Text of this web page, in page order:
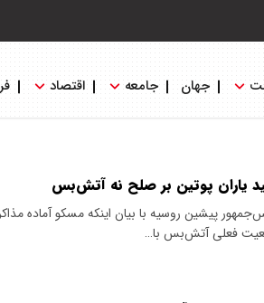
جهان جامعه اقتصاد
یاران‌ پوتین بر صلح نه آتش‌بس
پیشین روسیه با بیان اینکه مسکو
فعلی آتش‌بس با…